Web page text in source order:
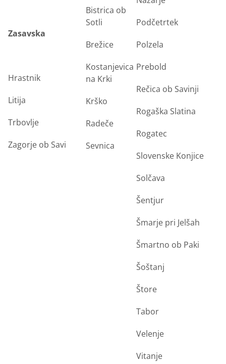
Zasavska
Hrastnik
Litija
Trbovlje
Zagorje ob Savi
Bistrica ob
Sotli
Brežice
Kostanjevica
na Krki
Krško
Radeče
Sevnica
Podčetrtek
Polzela
Prebold
Rečica ob Savinji
Rogaška Slatina
Rogatec
Slovenske Konjice
Solčava
Šentjur
Šmarje pri Jelšah
Šmartno ob Paki
Šoštanj
Štore
Tabor
Velenje
Vitanje